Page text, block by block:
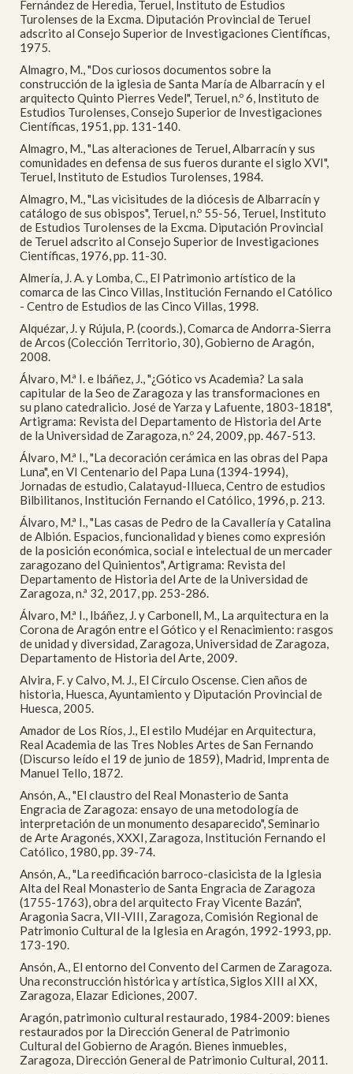
Fernández de Heredia, Teruel, Instituto de Estudios
Turolenses de la Excma. Diputación Provincial de Teruel
adscrito al Consejo Superior de Investigaciones Científicas,
1975.
Almagro, M., "Dos curiosos documentos sobre la
construcción de la iglesia de Santa María de Albarracín y el
arquitecto Quinto Pierres Vedel", Teruel, n.º 6, Instituto de
Estudios Turolenses, Consejo Superior de Investigaciones
Científicas, 1951, pp. 131-140.
Almagro, M., "Las alteraciones de Teruel, Albarracín y sus
comunidades en defensa de sus fueros durante el siglo XVI",
Teruel, Instituto de Estudios Turolenses, 1984.
Almagro, M., "Las vicisitudes de la diócesis de Albarracín y
catálogo de sus obispos", Teruel, n.º 55-56, Teruel, Instituto
de Estudios Turolenses de la Excma. Diputación Provincial
de Teruel adscrito al Consejo Superior de Investigaciones
Científicas, 1976, pp. 11-30.
Almería, J. A. y Lomba, C., El Patrimonio artístico de la
comarca de las Cinco Villas, Institución Fernando el Católico
- Centro de Estudios de las Cinco Villas, 1998.
Alquézar, J. y Rújula, P. (coords.), Comarca de Andorra-Sierra
de Arcos (Colección Territorio, 30), Gobierno de Aragón,
2008.
Álvaro, M.ª I. e Ibáñez, J., "¿Gótico vs Academia? La sala
capitular de la Seo de Zaragoza y las transformaciones en
su plano catedralicio. José de Yarza y Lafuente, 1803-1818",
Artigrama: Revista del Departamento de Historia del Arte
de la Universidad de Zaragoza, n.º 24, 2009, pp. 467-513.
Álvaro, M.ª I., "La decoración cerámica en las obras del Papa
Luna", en VI Centenario del Papa Luna (1394-1994),
Jornadas de estudio, Calatayud-Illueca, Centro de estudios
Bilbilitanos, Institución Fernando el Católico, 1996, p. 213.
Álvaro, M.ª I., "Las casas de Pedro de la Cavallería y Catalina
de Albión. Espacios, funcionalidad y bienes como expresión
de la posición económica, social e intelectual de un mercader
zaragozano del Quinientos", Artigrama: Revista del
Departamento de Historia del Arte de la Universidad de
Zaragoza, n.ª 32, 2017, pp. 253-286.
Álvaro, M.ª I., Ibáñez, J. y Carbonell, M., La arquitectura en la
Corona de Aragón entre el Gótico y el Renacimiento: rasgos
de unidad y diversidad, Zaragoza, Universidad de Zaragoza,
Departamento de Historia del Arte, 2009.
Alvira, F. y Calvo, M. J., El Círculo Oscense. Cien años de
historia, Huesca, Ayuntamiento y Diputación Provincial de
Huesca, 2005.
Amador de Los Ríos, J., El estilo Mudéjar en Arquitectura,
Real Academia de las Tres Nobles Artes de San Fernando
(Discurso leído el 19 de junio de 1859), Madrid, Imprenta de
Manuel Tello, 1872.
Ansón, A., "El claustro del Real Monasterio de Santa
Engracia de Zaragoza: ensayo de una metodología de
interpretación de un monumento desaparecido", Seminario
de Arte Aragonés, XXXI, Zaragoza, Institución Fernando el
Católico, 1980, pp. 39-74.
Ansón, A., "La reedificación barroco-clasicista de la Iglesia
Alta del Real Monasterio de Santa Engracia de Zaragoza
(1755-1763), obra del arquitecto Fray Vicente Bazán",
Aragonia Sacra, VII-VIII, Zaragoza, Comisión Regional de
Patrimonio Cultural de la Iglesia en Aragón, 1992-1993, pp.
173-190.
Ansón, A., El entorno del Convento del Carmen de Zaragoza.
Una reconstrucción histórica y artística, Siglos XIII al XX,
Zaragoza, Elazar Ediciones, 2007.
Aragón, patrimonio cultural restaurado, 1984-2009: bienes
restaurados por la Dirección General de Patrimonio
Cultural del Gobierno de Aragón. Bienes inmuebles,
Zaragoza, Dirección General de Patrimonio Cultural, 2011.